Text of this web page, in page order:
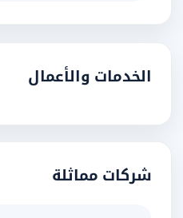
الخدمات والأعمال
شركات مماثلة